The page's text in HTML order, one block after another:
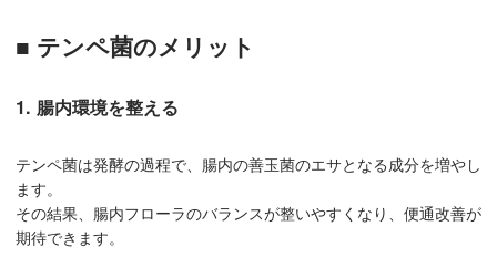
■ テンペ菌のメリット
1. 腸内環境を整える
テンペ菌は発酵の過程で、腸内の善玉菌のエサとなる成分を増やし
ます。
その結果、腸内フローラのバランスが整いやすくなり、便通改善が
期待できます。